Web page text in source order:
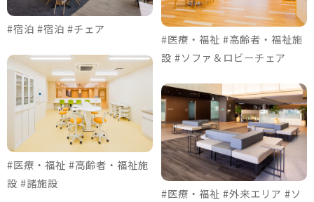
#宿泊 #宿泊 #チェア
#医療・福祉 #高齢者・福祉施
設 #諸施設
#医療・福祉 #高齢者・福祉施
設 #ソファ＆ロビーチェア
#医療・福祉 #外来エリア #ソ